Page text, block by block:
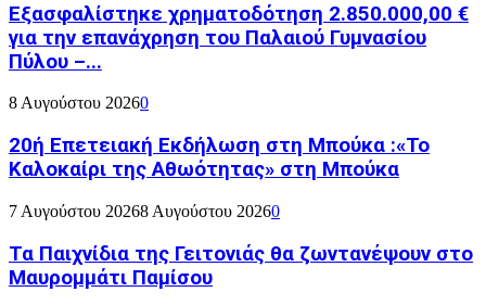
Εξασφαλίστηκε χρηματοδότηση 2.850.000,00 €
για την επανάχρηση του Παλαιού Γυμνασίου
Πύλου –...
8 Αυγούστου 20260
20ή Επετειακή Εκδήλωση στη Μπούκα :«Το
Καλοκαίρι της Αθωότητας» στη Μπούκα
7 Αυγούστου 20268 Αυγούστου 20260
Τα Παιχνίδια της Γειτονιάς θα ζωντανέψουν στο
Μαυρομμάτι Παμίσου